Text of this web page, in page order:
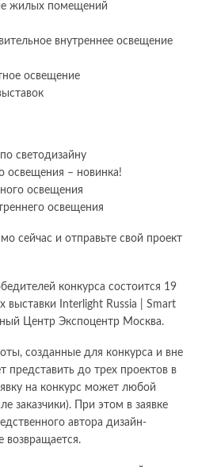
жилых помещений
внутреннее освещение
освещение
светодизайну
освещения – новинка!
освещения
освещения
сейчас и отправьте свой проект
конкурса состоится 19
выставки Interlight Russia | Smart
Центр Экспоцентр Москва.
созданные для конкурса и вне
до трех проектов в
на конкурс может любой
заказчики). При этом в заявке
автора дизайн-
возвращается.